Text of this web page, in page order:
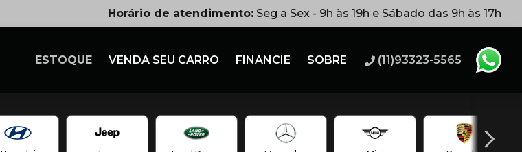
Horário de atendimento: Seg a Sex - 9h às 19h e Sábado das 9h às 17h
ESTOQUE VENDA SEU CARRO FINANCIE SOBRE (11)93323-5565